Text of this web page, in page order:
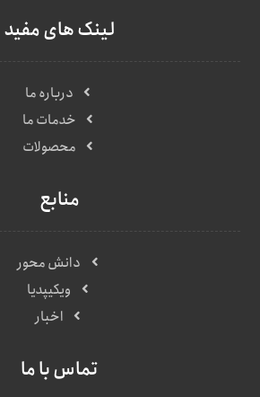
لینک های مفید
درباره ما
خدمات ما
محصولات
منابع
دانش محور
ویکیپدیا
اخبار
تماس با ما